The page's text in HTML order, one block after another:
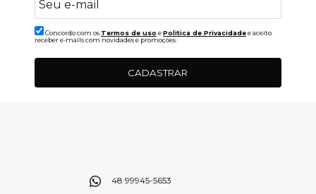
Concordo com os Termos de uso ePolitica de Privacidadee aceito
receber e-mails com novidades e promoções.
CADASTRAR
48 99945-5653